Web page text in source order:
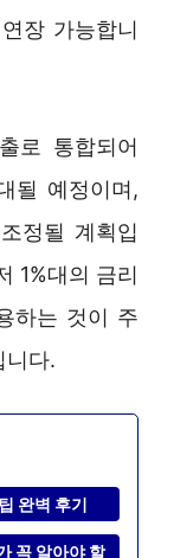
장 가능합니
로 통합되어
될 예정이며,
정될 계획입
1%대의 금리
하는 것이 주
니다.
완벽 후기
꼭 알아야 할